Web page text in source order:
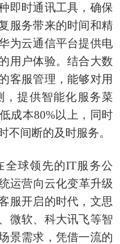
即时通讯工具，确保
服务带来的时间和精
为云通信平台提供电
用户体验。结合大数
客服管理，能够对用
，提供智能化服务菜
成本80%以上，同时
不间断的及时服务。
全球领先的IT服务公
运营向云化变革升级
服开启的时代，文思
微软、科大讯飞等智
景需求，凭借一流的